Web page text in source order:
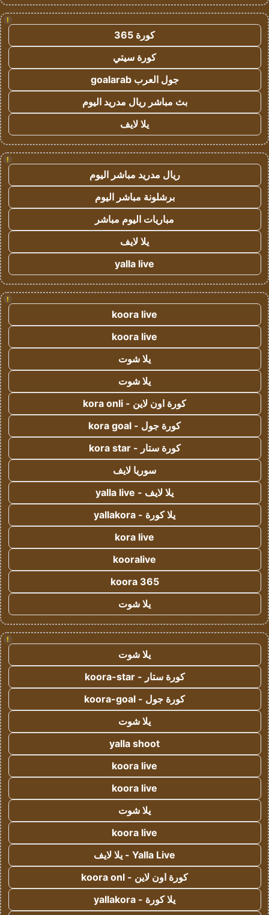
!
كورة 365
كورة سيتي
جول العرب goalarab
بث مباشر ريال مدريد اليوم
يلا لايف
!
ريال مدريد مباشر اليوم
برشلونة مباشر اليوم
مباريات اليوم مباشر
يلا لايف
yalla live
!
koora live
koora live
يلا شوت
يلا شوت
كورة اون لاين - kora onli
كورة جول - kora goal
كورة ستار - kora star
سوريا لايف
يلا لايف - yalla live
يلا كورة - yallakora
kora live
kooralive
koora 365
يلا شوت
!
يلا شوت
كورة ستار - koora-star
كورة جول - koora-goal
يلا شوت
yalla shoot
koora live
koora live
يلا شوت
koora live
Yalla Live - يلا لايف
كورة اون لاين - koora onl
يلا كورة - yallakora